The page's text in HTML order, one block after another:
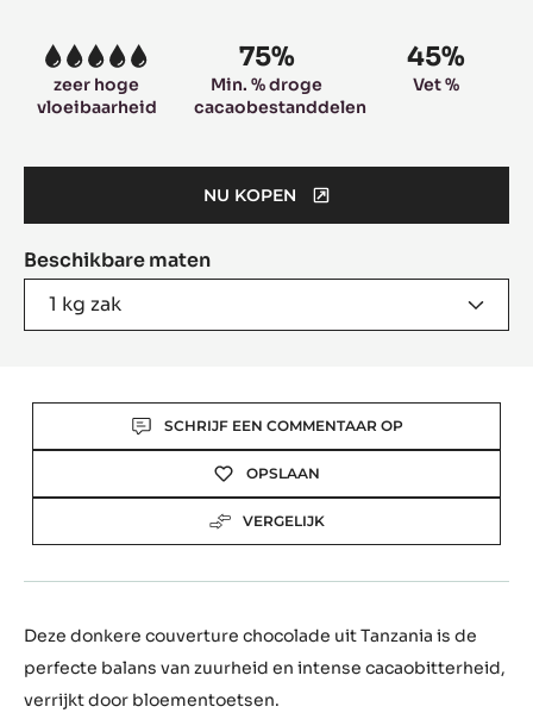
5
zeer hoge
vloeibaarheid
75%
Min. % droge
cacaobestanddelen
45%
Vet %
NU KOPEN
(OPENS
MODAL
Beschikbare maten
1 kg zak
Actions SCHRIJF EEN COMMENTAAR OP
OPSLAAN
VERGELIJK
Deze donkere couverture chocolade uit Tanzania is de
perfecte balans van zuurheid en intense cacaobitterheid,
verrijkt door bloementoetsen.